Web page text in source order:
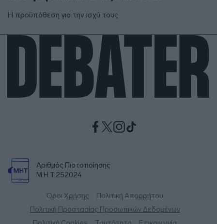
Η προϋπόθεση για την ισχύ τους
Αριθμός Πιστοποίησης
Μ.Η.Τ.252024
Όροι Χρήσης
Πολιτική Απορρήτου
Πολιτική Προστασίας Προσωπικών Δεδομένων